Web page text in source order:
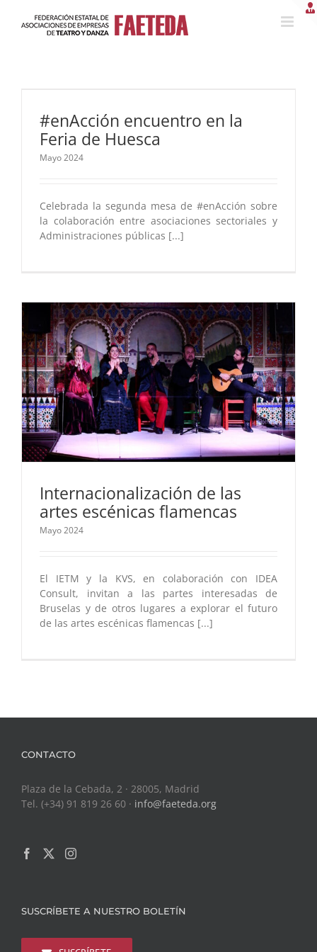
#enAcción encuentro en la
Feria de Huesca
Mayo 2024
Celebrada la segunda mesa de #enAcción sobre
la colaboración entre asociaciones sectoriales y
Administraciones públicas [...]
Internacionalización de las
artes escénicas flamencas
Mayo 2024
El IETM y la KVS, en colaboración con IDEA
Consult, invitan a las partes interesadas de
Bruselas y de otros lugares a explorar el futuro
de las artes escénicas flamencas [...]
CONTACTO
Plaza de la Cebada, 2 · 28005, Madrid
Tel. (+34) 91 819 26 60 · info@faeteda.org
SUSCRÍBETE A NUESTRO BOLETÍN